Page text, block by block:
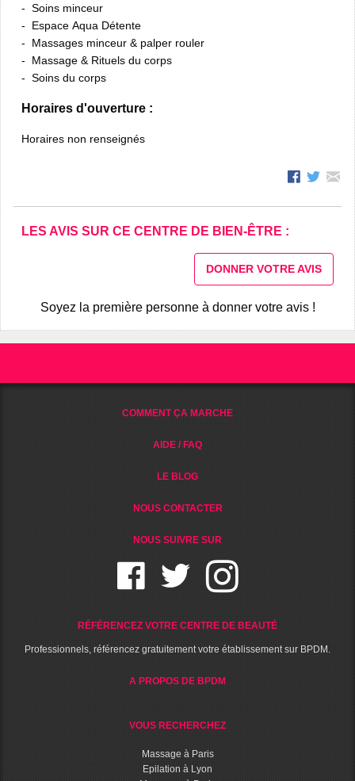
Soins minceur
Espace Aqua Détente
Massages minceur & palper rouler
Massage & Rituels du corps
Soins du corps
Horaires d'ouverture :
Horaires non renseignés
LES AVIS SUR CE CENTRE DE BIEN-ÊTRE :
DONNER VOTRE AVIS
Soyez la première personne à donner votre avis !
COMMENT ÇA MARCHE
AIDE / FAQ
LE BLOG
NOUS CONTACTER
NOUS SUIVRE SUR
RÉFÉRENCEZ VOTRE CENTRE DE BEAUTÉ
Professionnels, référencez gratuitement votre établissement sur BPDM.
A PROPOS DE BPDM
VOUS RECHERCHEZ
Massage à Paris
Epilation à Lyon